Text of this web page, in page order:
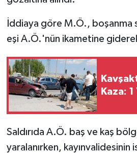
İddiaya göre M.Ö., boşanma
eşi A.Ö.'nün ikametine
Kaza: 1
Saldırıda A.Ö. baş ve kaş
yaralanırken, kayınvalidesinin